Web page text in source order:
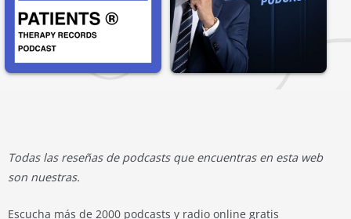
Todas las reseñas de podcasts que encuentras en esta web
son nuestras.
Escucha más de 2000 podcasts y radio online gratis